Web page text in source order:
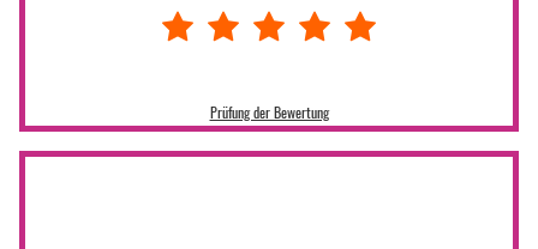
Prüfung der Bewertung